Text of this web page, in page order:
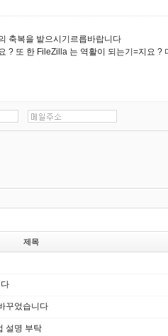
축복을 밭으시기르릅바랍니다
? 또 한 FileZilla 는 역활이 되는기=지요 ?
제목
꾸었습니다
설명 부탁